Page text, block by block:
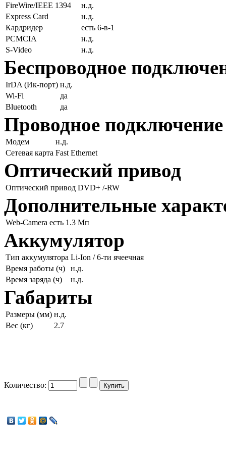
FireWire/IEEE 1394
н.д.
Express Card
н.д.
Кардридер
есть 6-в-1
PCMCIA
н.д.
S-Video
н.д.
Беспроводное
IrDA (Ик-порт) н.д.
Wi-Fi
да
Bluetooth
да
Проводное подключение
Модем
н.д.
Сетевая карта Fast Ethernet
Оптический привод
Оптический привод DVD+ /-RW
Дополнительные
Web-Camera есть 1.3 Мп
Аккумулятор
Тип аккумулятора Li-Ion / 6-ти ячеечная
Время работы (ч)
н.д.
Время заряда (ч)
н.д.
Габариты
Размеры (мм) н.д.
Вес (кг)
2.7
Количество: